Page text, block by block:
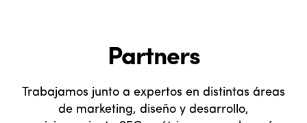
Partners
Trabajamos junto a expertos en distintas áreas
de marketing, diseño y desarrollo,